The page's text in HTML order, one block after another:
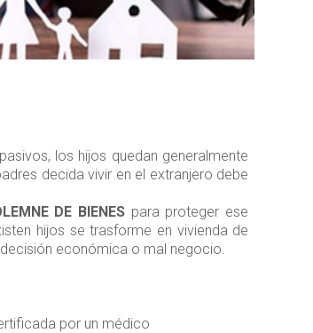
los hijos quedan generalmente
decida vivir en el extranjero debe
DE BIENES para proteger ese
hijos se trasforme en vivienda de
económica o mal negocio.
por un médico